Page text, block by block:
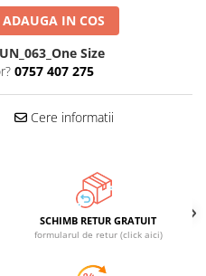
ADAUGA IN COS
Size
0757 407 275
Cere informatii
SCHIMB RETUR GRATUIT
formularul de retur (click aici)